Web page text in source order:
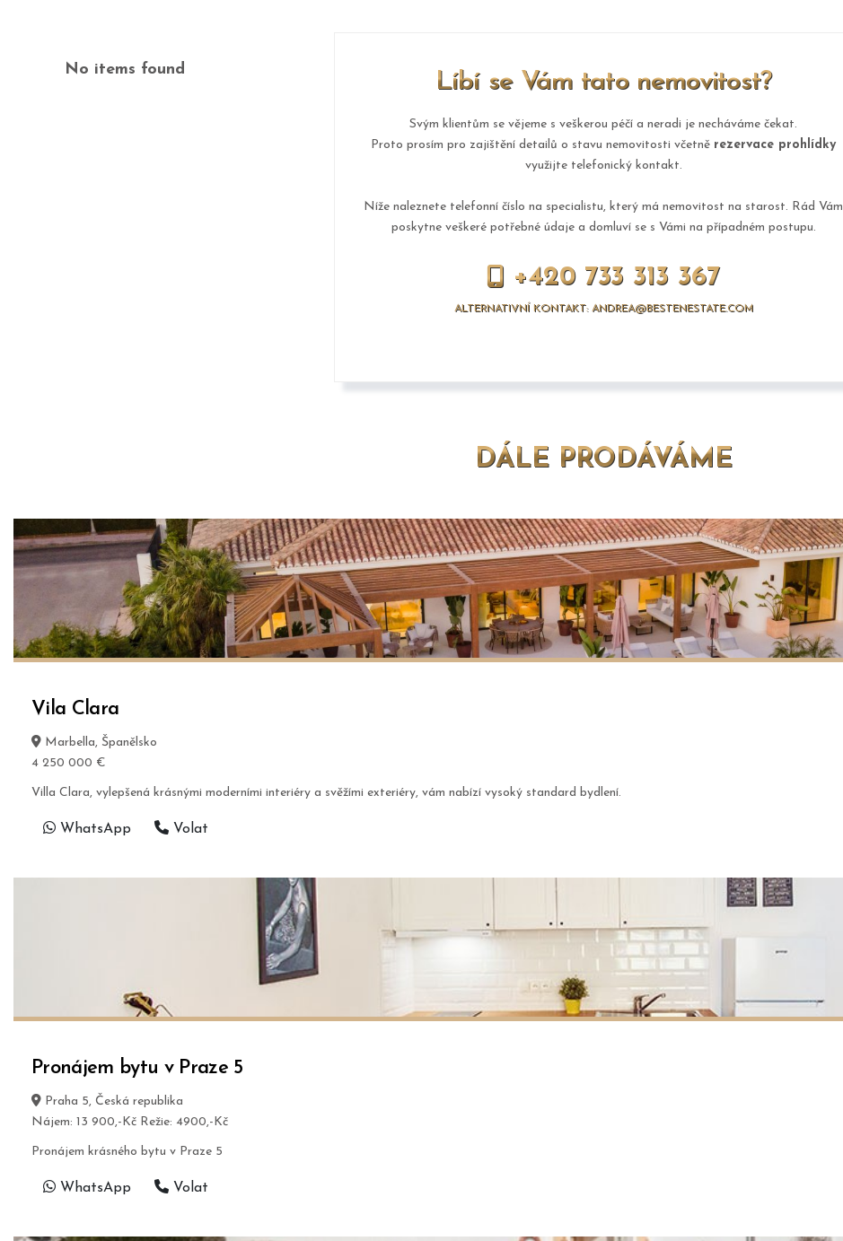
No items found Líbí se Vám tato nemovitost?
Svým klientům se vějeme s veškerou péčí a neradi je necháváme čekat.
Proto prosím pro zajištění detailů o stavu nemovitosti včetně rezervace prohlídky
využijte telefonický kontakt.
Níže naleznete telefonní číslo na specialistu, který má nemovitost na starost. Rád Vám
poskytne veškeré potřebné údaje a domluví se s Vámi na případném postupu.
+420 733 313 367
ALTERNATIVNÍ KONTAKT: ANDREA@BESTENESTATE.COM
DÁLE PRODÁVÁME
Vila Clara
Marbella, Španělsko
4 250 000 €
Villa Clara, vylepšená krásnými moderními interiéry a svěžími exteriéry, vám nabízí vysoký standard bydlení.
WhatsApp Volat
Pronájem bytu v Praze 5
Praha 5, Česká republika
Nájem: 13 900,-Kč Režie: 4900,-Kč
Pronájem krásného bytu v Praze 5
WhatsApp Volat